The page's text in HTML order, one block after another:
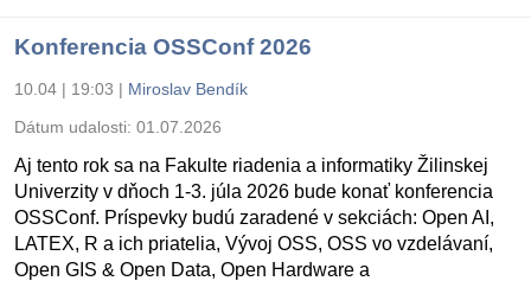
Konferencia OSSConf 2026
10.04 | 19:03 | Miroslav Bendík
Dátum udalosti: 01.07.2026
Aj tento rok sa na Fakulte riadenia a informatiky Žilinskej
Univerzity v dňoch 1-3. júla 2026 bude konať konferencia
OSSConf. Príspevky budú zaradené v sekciách: Open AI,
LATEX, R a ich priatelia, Vývoj OSS, OSS vo vzdelávaní,
Open GIS & Open Data, Open Hardware a